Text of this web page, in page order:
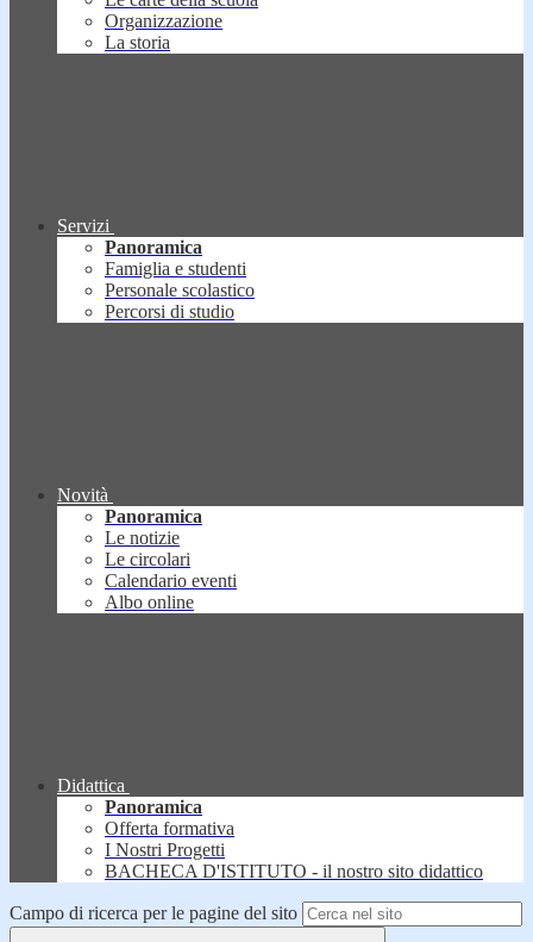
Organizzazione
La storia
Servizi
Panoramica
Famiglia e studenti
Personale scolastico
Percorsi di studio
Novità
Panoramica
Le notizie
Le circolari
Calendario eventi
Albo online
Didattica
Panoramica
Offerta formativa
I Nostri Progetti
BACHECA D'ISTITUTO - il nostro sito didattico
Campo di ricerca per le pagine del sito